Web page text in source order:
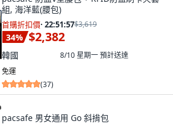
組, 海洋藍(腰包)
首購折扣價· 22:51:55$3,619
34% $2,382
韓國 8/10 星期一預計送達
免運
(37)
pacsafe 男女通用 Go 斜揹包